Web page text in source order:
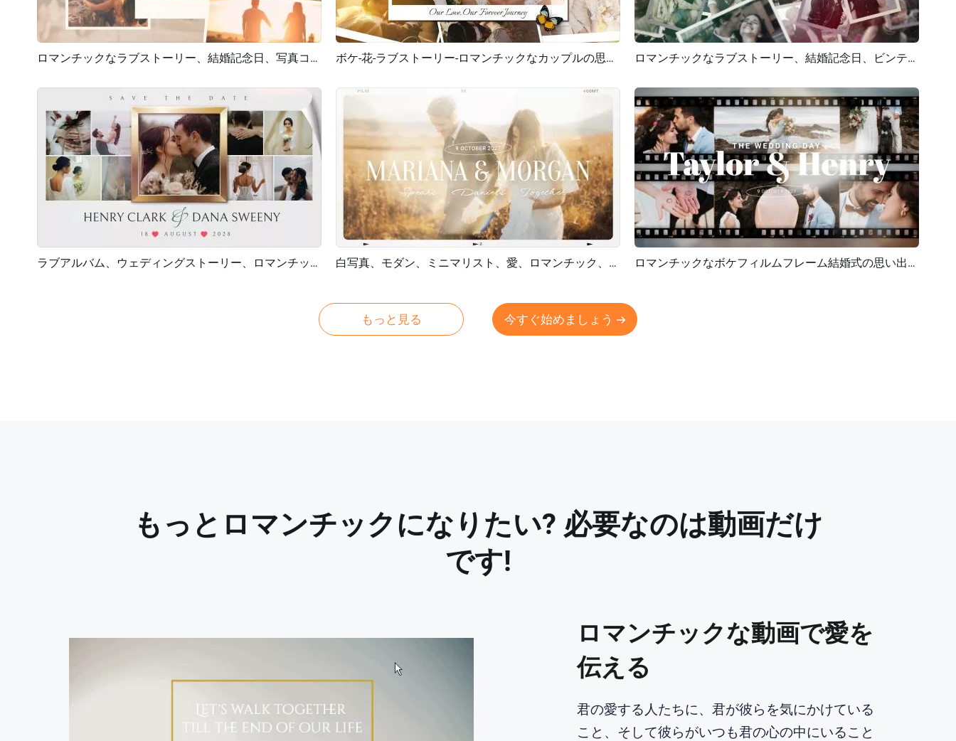
プレビュー AI再生成 ロマンチックなラブストーリー、結婚記念日、写真コラージュ、思い出のスライドショー プレビュー AI再生成 ボケ-花-ラブストーリー-ロマンチックなカップルの思い出-写真コラージュ-スライドショー プレビュー AI再生成 ロマンチックなラブストーリー、結婚記念日、ビンテージ写真コラージュ、スライドショー
プレビュー AI再生成 ラブアルバム、ウェディングストーリー、ロマンチックな思い出、思い出、家族のコラージュ、スライドショー プレビュー AI再生成 白写真、モダン、ミニマリスト、愛、ロマンチック、ウェディング、思い出、コラージュ、スライドショー プレビュー AI再生成 ロマンチックなボケフィルムフレーム結婚式の思い出コラージュ恋人スライドショー
もっと見る 今すぐ始めましょう
もっとロマンチックになりたい? 必要なのは動画だけ
です!
ロマンチックな動画で愛を
伝える
君の愛する人たちに、君が彼らを気にかけている
こと、そして彼らがいつも君の心の中にいること